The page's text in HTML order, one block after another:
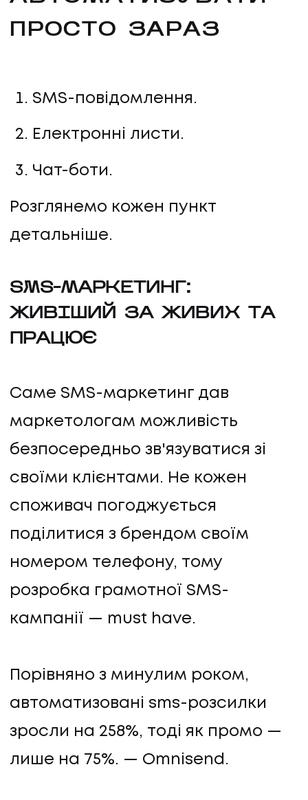
ПРОСТО ЗАРАЗ
SMS-повідомлення.
Електронні листи.
Чат-боти.
Розглянемо кожен пункт
детальніше.
SMS-МАРКЕТИНГ:
ЖИВІШИЙ ЗА ЖИВИХ ТА
ПРАЦЮЄ
Саме SMS-маркетинг дав
маркетологам можливість
безпосередньо зв'язуватися зі
своїми клієнтами. Не кожен
споживач погоджується
поділитися з брендом своїм
номером телефону, тому
розробка грамотної SMS-
кампанії — must have.
Порівняно з минулим роком,
автоматизовані sms-розсилки
зросли на 258%, тоді як промо —
лише на 75%. — Omnisend.